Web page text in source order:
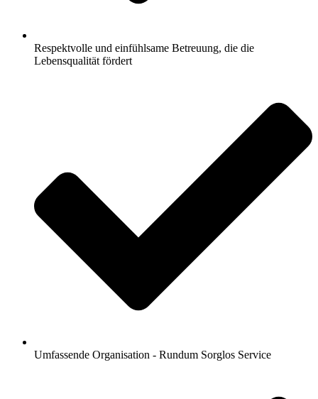
Respektvolle und einfühlsame Betreuung, die die
Lebensqualität fördert
Umfassende Organisation - Rundum Sorglos Service